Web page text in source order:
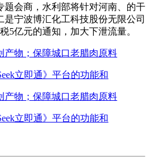
题会商，水利部将针对河南、的干
宁波博汇化工科技股份无限公司
5亿元的通知，加大下泄流量。
产物；保障城口老腊肉原料
立即通》平台的功能和
产物；保障城口老腊肉原料
立即通》平台的功能和